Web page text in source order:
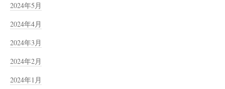
2024年5月
2024年4月
2024年3月
2024年2月
2024年1月